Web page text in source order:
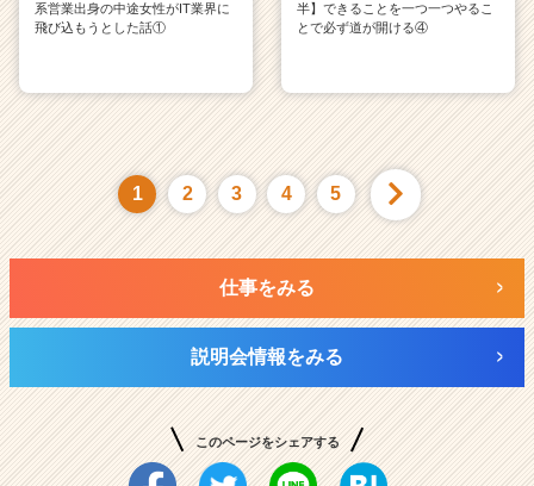
系営業出身の中途女性がIT業界に
飛び込もうとした話①
半】できることを一つ一つやるこ
とで必ず道が開ける④
1 2 3 4 5
仕事をみる
説明会情報をみる
このページをシェアする